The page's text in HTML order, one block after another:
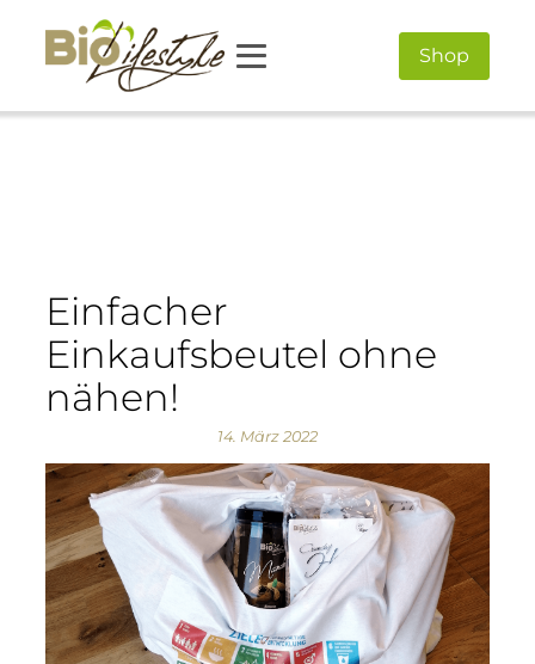
Shop
Einfacher
Einkaufsbeutel ohne
nähen!
14. März 2022